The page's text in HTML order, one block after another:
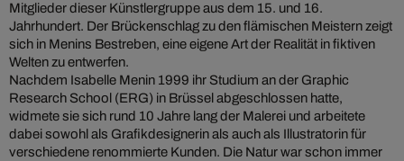
Mitglieder dieser Künstlergruppe aus dem 15. und 16.
Jahrhundert. Der Brückenschlag zu den flämischen Meistern zeigt
sich in Menins Bestreben, eine eigene Art der Realität in fiktiven
Welten zu entwerfen.
Nachdem Isabelle Menin 1999 ihr Studium an der Graphic
Research School (ERG) in Brüssel abgeschlossen hatte,
widmete sie sich rund 10 Jahre lang der Malerei und arbeitete
dabei sowohl als Grafikdesignerin als auch als Illustratorin für
verschiedene renommierte Kunden. Die Natur war schon immer